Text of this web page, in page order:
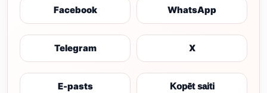
Facebook WhatsApp
Telegram X
E-pasts Kopēt saiti